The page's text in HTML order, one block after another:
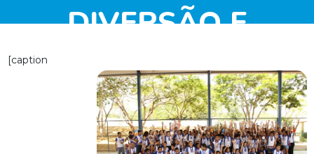
DIVERSÃO E
APRENDIZAGEM
[caption